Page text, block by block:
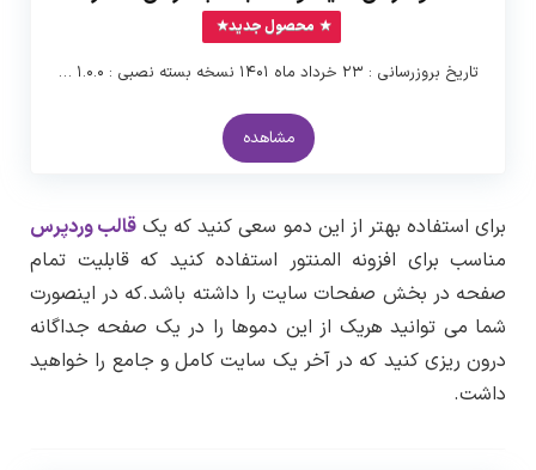
محصول جدید
تاریخ بروزرسانی : ۲۳ خرداد ماه ۱۴۰۱ نسخه بسته نصبی : ۱.۰.۰ …
مشاهده
برای استفاده بهتر از این دمو سعی کنید که یک قالب وردپرس
مناسب برای افزونه المنتور استفاده کنید که قابلیت تمام
صفحه در بخش صفحات سایت را داشته باشد.که در اینصورت
شما می توانید هریک از این دموها را در یک صفحه جداگانه
درون ریزی کنید که در آخر یک سایت کامل و جامع را خواهید
داشت.